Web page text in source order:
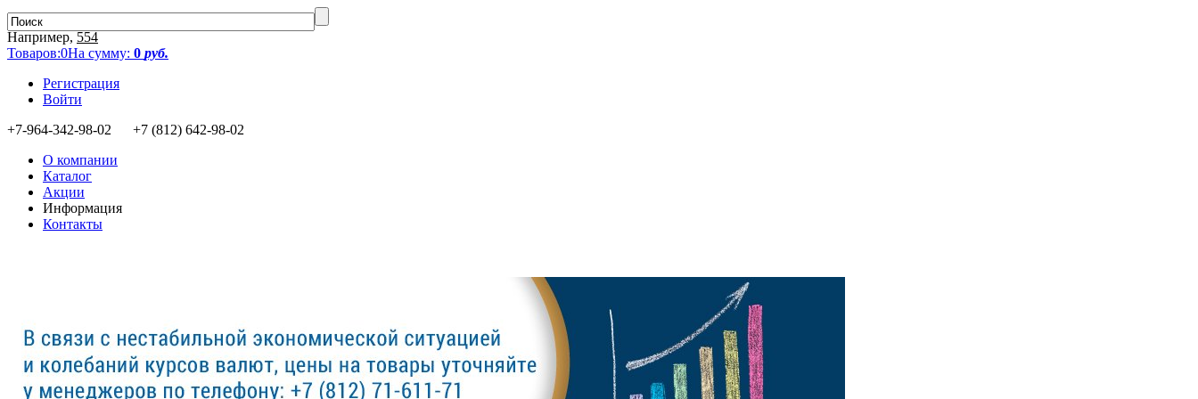
Например, 554
Товаров:0На сумму: 0 руб.
Регистрация
Войти
+7-964-342-98-02 +7 (812) 642-98-02
О компании
Каталог
Акции
Информация
Контакты